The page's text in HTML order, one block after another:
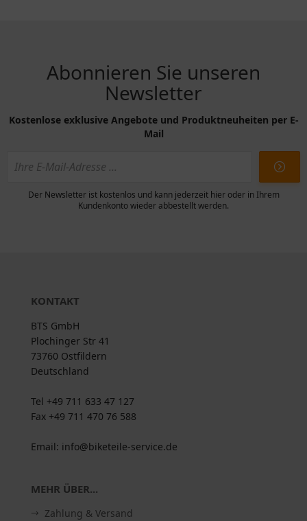
Abonnieren Sie unseren
Newsletter
Kostenlose exklusive Angebote und Produktneuheiten per E-
Mail
Der Newsletter ist kostenlos und kann jederzeit hier oder in Ihrem
Kundenkonto wieder abbestellt werden.
KONTAKT
BTS GmbH
Plochinger Str 41
73760 Ostfildern
Deutschland
Tel +49 711 633 47 127
Fax +49 711 470 76 588
Email: info@biketeile-service.de
MEHR ÜBER...
Zahlung & Versand